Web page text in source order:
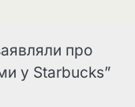
про
у Starbucks”